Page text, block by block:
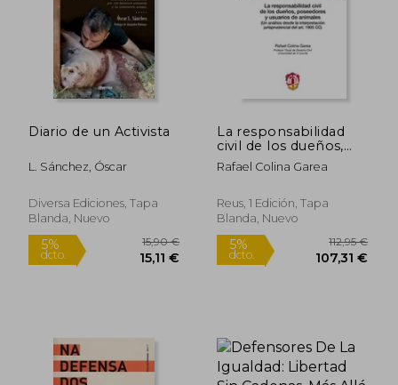
5%
dcto.
18,00 €
17,10 €
Rápido
5%
dcto.
Diario de un Activista
L. Sánchez, Óscar
Diversa Ediciones, Tapa
Blanda, Nuevo
La responsabilidad
civil de los dueños,
poseedores y
usuarios de animales:
interpretación
jurisprudencial del art.
Daños)
Rafael Colina Garea
Reus, 1 Edición, Tapa
Blanda, Nuevo